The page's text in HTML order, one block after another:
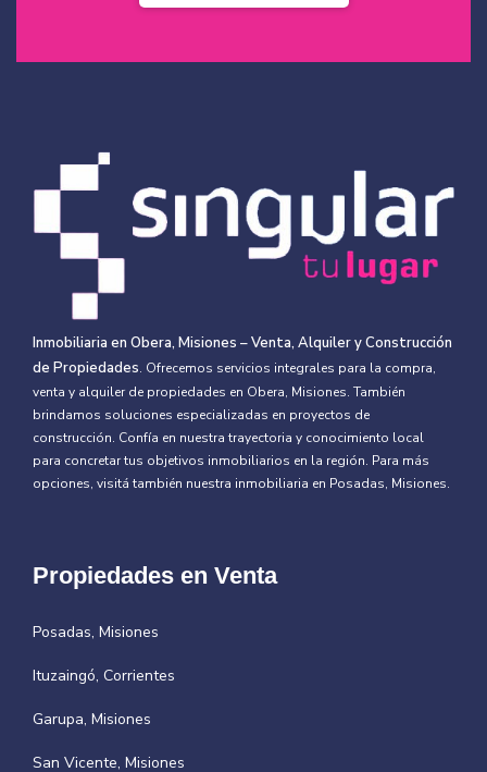
Inmobiliaria en Obera, Misiones – Venta, Alquiler y Construcción
de Propiedades. Ofrecemos servicios integrales para la compra,
venta y alquiler de propiedades en Obera, Misiones. También
brindamos soluciones especializadas en proyectos de
construcción. Confía en nuestra trayectoria y conocimiento local
para concretar tus objetivos inmobiliarios en la región. Para más
opciones, visitá también nuestra inmobiliaria en Posadas, Misiones.
Propiedades en Venta
Posadas, Misiones
Ituzaingó, Corrientes
Garupa, Misiones
San Vicente, Misiones